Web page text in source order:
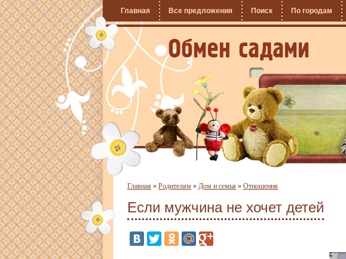
Главная Все предложения Поиск По городам
Главная » Родителям » Дом и семья » Отношения
Если мужчина не хочет детей